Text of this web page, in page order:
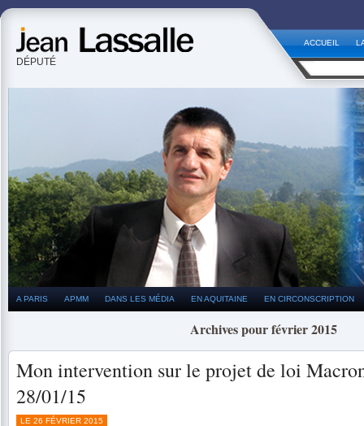
DÉPUTÉ
ACCUEIL
A PARIS APMM DANS LES MÉDIA EN AQUITAINE EN CIRCONSCRIPTION
Archives pour février 2015
Mon intervention sur le projet de loi
28/01/15
LE 26 FÉVRIER 2015